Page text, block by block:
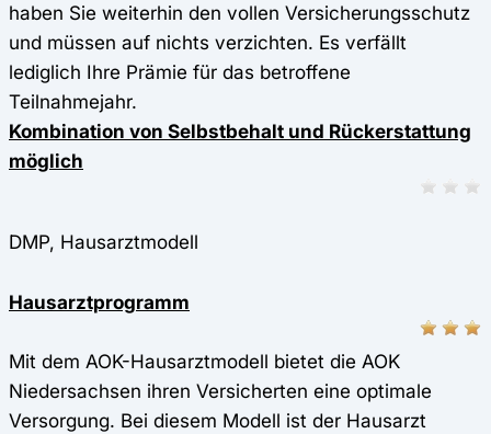
haben Sie weiterhin den vollen Versicherungsschutz
und müssen auf nichts verzichten. Es verfällt
lediglich Ihre Prämie für das betroffene
Teilnahmejahr.
Kombination von Selbstbehalt und Rückerstattung
möglich
DMP, Hausarztmodell
Hausarztprogramm
Mit dem AOK-Hausarztmodell bietet die AOK
Niedersachsen ihren Versicherten eine optimale
Versorgung. Bei diesem Modell ist der Hausarzt